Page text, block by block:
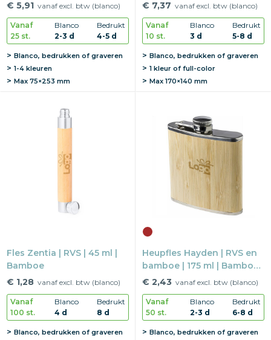
€ 5,91 vanaf excl. btw (blanco)
Vanaf
25 st.
Blanco
2-3 d
Bedrukt
4-5 d
Blanco, bedrukken of graveren
1-4 kleuren
Max 75×253 mm
€ 7,37 vanaf excl. btw (blanco)
Vanaf
10 st.
Blanco
3 d
Bedrukt
5-8 d
Blanco, bedrukken of graveren
1 kleur of full-color
Max 170×140 mm
Fles Zentia | RVS | 45 ml |
Bamboe
€ 1,28 vanaf excl. btw (blanco)
Vanaf
100 st.
Blanco
4 d
Bedrukt
8 d
Blanco, bedrukken of graveren
Heupfles Hayden | RVS en
bamboe | 175 ml | Bamboe
afwerking
€ 2,43 vanaf excl. btw (blanco)
Vanaf
50 st.
Blanco
2-3 d
Bedrukt
6-8 d
Blanco, bedrukken of graveren